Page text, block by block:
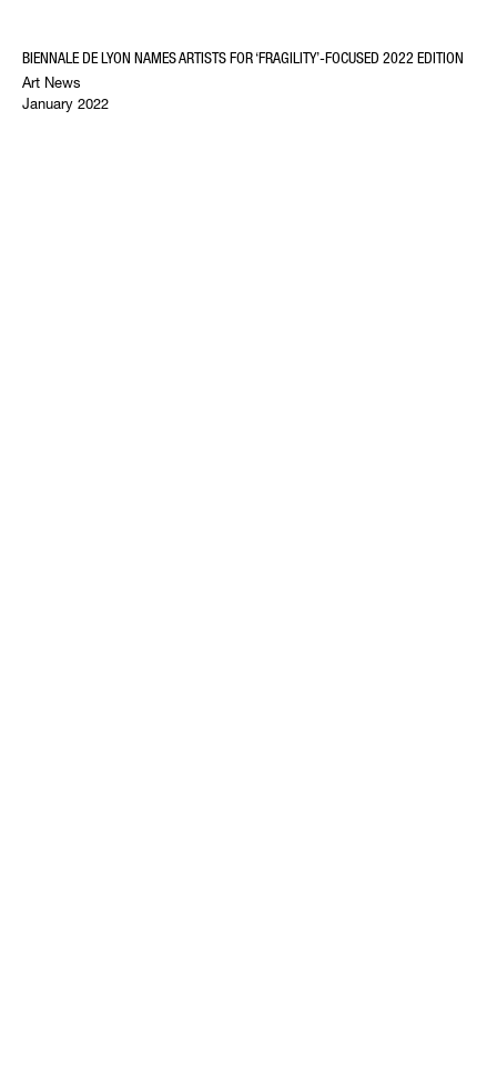
BIENNALE DE LYON NAMES ARTISTS FOR ‘FRAGILITY’-FOCUSED 2022 EDITION
Art News
January 2022